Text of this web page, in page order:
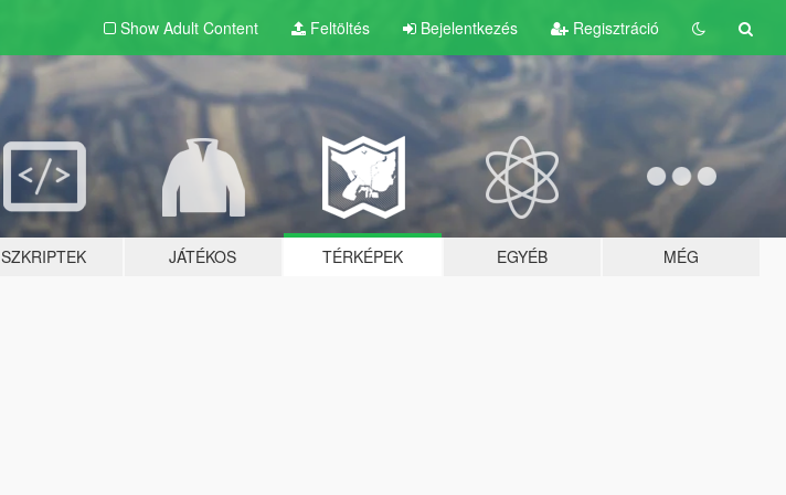
Show Adult Content Feltöltés Bejelentkezés Regisztráció
SZKRIPTEK JÁTÉKOS TÉRKÉPEK EGYÉB MÉG